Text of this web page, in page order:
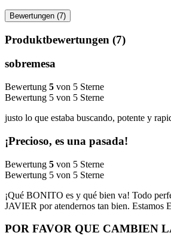
Bewertungen (7)
Produktbewertungen (7)
sobremesa
Bewertung 5 von 5 Sterne
Bewertung 5 von 5 Sterne
justo lo que estaba buscando, potente y
¡Precioso, es una pasada!
Bewertung 5 von 5 Sterne
Bewertung 5 von 5 Sterne
¡Qué BONITO es y qué bien va! Todo
JAVIER por atendernos tan bien. Estamos
POR FAVOR QUE CAMBIEN